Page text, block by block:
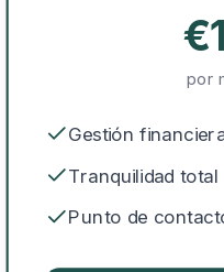
por
Gestión
Tranquilidad total
Punto de